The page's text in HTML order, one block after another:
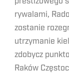
rywalami,
zostanie
utrzymanie
zdobycz
Raków